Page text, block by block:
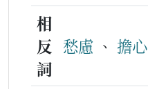
相
反
詞
愁慮 、 擔心